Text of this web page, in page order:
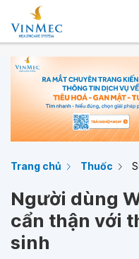
Trang chủ Thuốc
Người dùng
cẩn thận với
sinh